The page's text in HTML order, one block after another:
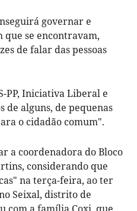
governar e
que se encontravam,
de falar das pessoas
PP, Iniciativa Liberal e
de alguns, de pequenas
o cidadão comum".
a coordenadora do Bloco
considerando que
na terça-feira, ao ter
Seixal, distrito de